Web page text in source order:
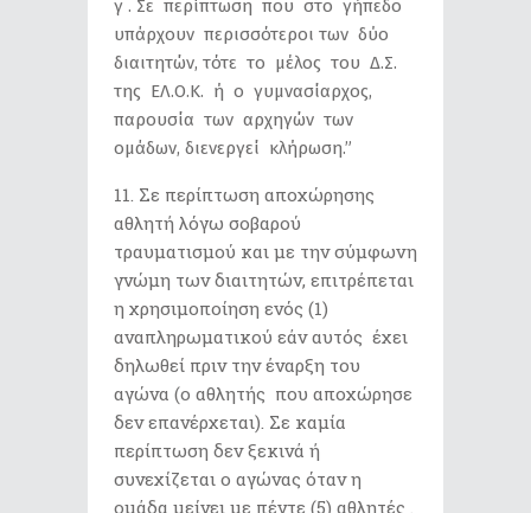
γ . Σε περίπτωση που στο γήπεδο
υπάρχουν περισσότεροι των δύο
διαιτητών, τότε το μέλος του Δ.Σ.
της ΕΛ.Ο.Κ. ή ο γυμνασίαρχος,
παρουσία των αρχηγών των
ομάδων, διενεργεί κλήρωση.”
Σε περίπτωση αποχώρησης
αθλητή λόγω σοβαρού
τραυματισμού και με την σύμφωνη
γνώμη των διαιτητών, επιτρέπεται
η χρησιμοποίηση ενός (1)
αναπληρωματικού εάν αυτός έχει
δηλωθεί πριν την έναρξη του
αγώνα (ο αθλητής που αποχώρησε
δεν επανέρχεται). Σε καμία
περίπτωση δεν ξεκινά ή
συνεχίζεται ο αγώνας όταν η
ομάδα μείνει με πέντε (5) αθλητές .